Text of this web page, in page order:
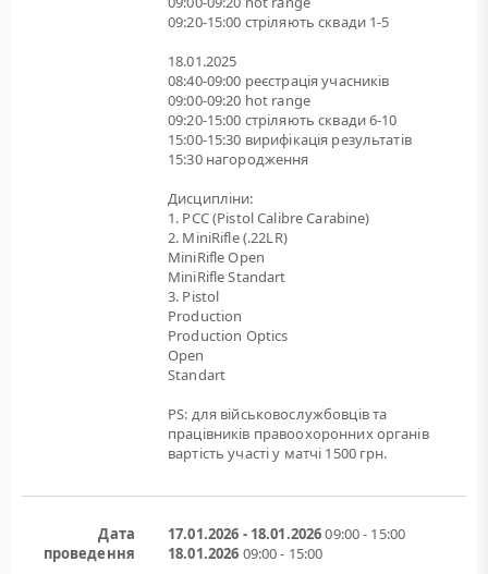
09:20-15:00 стріляють сквади 1-5
18.01.2025
08:40-09:00 реєстрація учасників
09:00-09:20 hot range
09:20-15:00 стріляють сквади 6-10
15:00-15:30 вирифікація результатів
15:30 нагородження
Дисципліни:
1. PCC (Pistol Calibre Carabine)
2. MiniRifle (.22LR)
MiniRifle Open
MiniRifle Standart
3. Pistol
Production
Production Optics
Open
Standart
PS: для військовослужбовців та
працівників правоохоронних органів
вартість участі у матчі 1500 грн.
Дата
проведення
17.01.2026 - 18.01.202609:00 - 15:00
18.01.2026 09:00 - 15:00